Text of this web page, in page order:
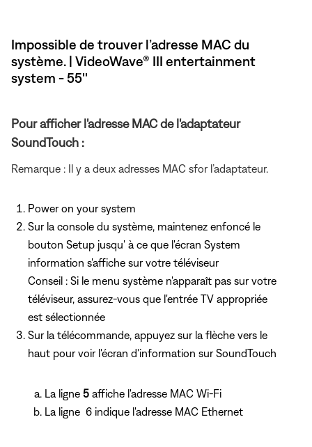
Impossible de trouver l’adresse MAC du
système. | VideoWave® III entertainment
system - 55''
Pour afficher l'adresse MAC de l'adaptateur
SoundTouch :
Remarque : Il y a deux adresses MAC sfor l’adaptateur.
Power on your system
Sur la console du système, maintenez enfoncé le
bouton Setup jusqu' à ce que l'écran System
information s'affiche sur votre téléviseur
Conseil : Si le menu système n'apparaît pas sur votre
téléviseur, assurez-vous que l'entrée TV appropriée
est sélectionnée
Sur la télécommande, appuyez sur la flèche vers le
haut pour voir l'écran d'information sur SoundTouch
La ligne 5 affiche l'adresse MAC Wi-Fi
La ligne 6 indique l'adresse MAC Ethernet